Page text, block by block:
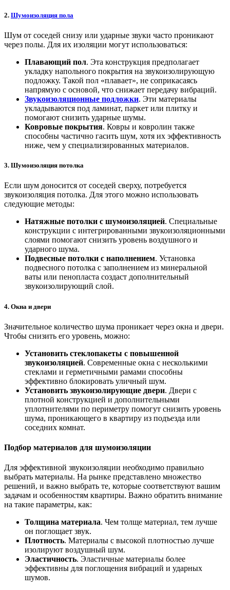
2. Шумоизоляция пола
Шум от соседей снизу или ударные звуки часто проникают
через полы. Для их изоляции могут использоваться:
Плавающий пол. Эта конструкция предполагает
укладку напольного покрытия на звукоизолирующую
подложку. Такой пол «плавает», не соприкасаясь
напрямую с основой, что снижает передачу вибраций.
Звукоизоляционные подложки. Эти материалы
укладываются под ламинат, паркет или плитку и
помогают снизить ударные шумы.
Ковровые покрытия. Ковры и ковролин также
способны частично гасить шум, хотя их эффективность
ниже, чем у специализированных материалов.
3. Шумоизоляция потолка
Если шум доносится от соседей сверху, потребуется
звукоизоляция потолка. Для этого можно использовать
следующие методы:
Натяжные потолки с шумоизоляцией. Специальные
конструкции с интегрированными звукоизоляционными
слоями помогают снизить уровень воздушного и
ударного шума.
Подвесные потолки с наполнением. Установка
подвесного потолка с заполнением из минеральной
ваты или пенопласта создаст дополнительный
звукоизолирующий слой.
4. Окна и двери
Значительное количество шума проникает через окна и двери.
Чтобы снизить его уровень, можно:
Установить стеклопакеты с повышенной
звукоизоляцией. Современные окна с несколькими
стеклами и герметичными рамами способны
эффективно блокировать уличный шум.
Установить звукоизолирующие двери. Двери с
плотной конструкцией и дополнительными
уплотнителями по периметру помогут снизить уровень
шума, проникающего в квартиру из подъезда или
соседних комнат.
Подбор материалов для шумоизоляции
Для эффективной звукоизоляции необходимо правильно
выбрать материалы. На рынке представлено множество
решений, и важно выбрать те, которые соответствуют вашим
задачам и особенностям квартиры. Важно обратить внимание
на такие параметры, как:
Толщина материала. Чем толще материал, тем лучше
он поглощает звук.
Плотность. Материалы с высокой плотностью лучше
изолируют воздушный шум.
Эластичность. Эластичные материалы более
эффективны для поглощения вибраций и ударных
шумов.